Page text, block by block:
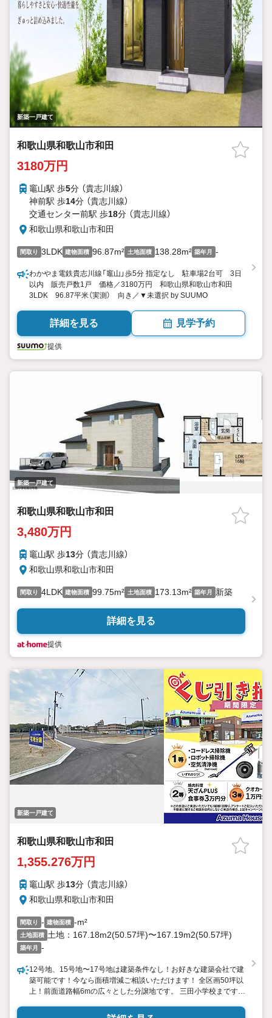
新築一戸建て
和歌山県和歌山市和田
3180万円
竈山駅 歩5分 （貴志川線）
神前駅 歩14分 （貴志川線）
交通センター前駅 歩18分 （貴志川線）
和歌山県和歌山市和田
間取り 3LDK 建物面積 96.87m² 土地面積 138.28m² 築年月 -
わかやま電鉄貴志川線「竈山」歩5分 指定なし 駐車場2台可 3日
以内 販売戸数1戸 価格／3180万円 和歌山県和歌山市和田
3LDK 96.87平米（実測） 向き／▼未選択 by SUUMO
詳細を見る 見学予約
提供
新築一戸建て
和歌山県和歌山市和田
3,480万円
竈山駅 歩13分 （貴志川線）
和歌山県和歌山市和田
間取り 4LDK 建物面積 99.75m² 土地面積 173.13m² 築年月 新築
詳細を見る
提供
新築一戸建て
和歌山県和歌山市和田
1,355.276万円
竈山駅 歩13分 （貴志川線）
和歌山県和歌山市和田
間取り - 建物面積 -m²
土地面積 土地：167.18m2(50.57坪)〜167.19m2(50.57坪)
築年月 -
12号地、15号地〜17号地は建築条件なし！お好きな建築会社で建
築可能です！今なら面積増減ご相談いただけます！ 全区画50坪以
上！前面道路幅6mの広々とした分譲地です。 三田小学校まです
も行きやすく交通アクセス便利！ 三田小学校まで徒歩4分(約